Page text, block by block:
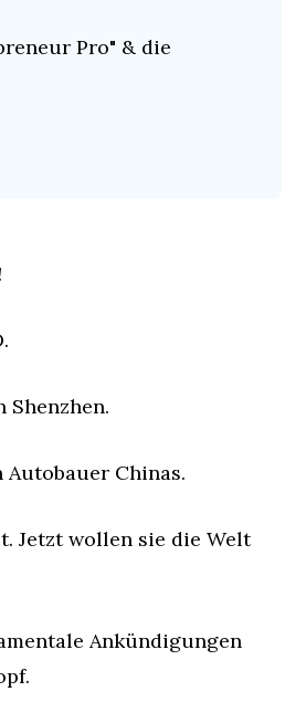
Pro" & die
!
Chinas.
Jetzt wollen sie die Welt
Ankündigungen